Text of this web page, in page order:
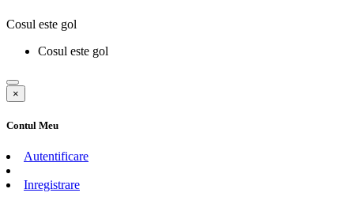
Cosul este gol
Cosul este gol
×
Contul Meu
Autentificare
Inregistrare